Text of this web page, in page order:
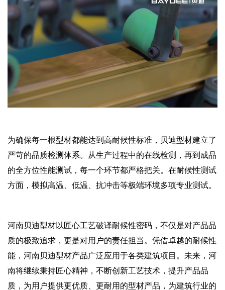
为确保每一根型材都能达到高耐候性标准，贝迪型材建立了
严苛的品质检测体系。从生产过程中的在线检测，再到成品
的全方位性能测试，每一个环节都严格把关。在耐候性测试
方面，模拟高温、低温、抗冲击等极端环境多项专业测试。
河南贝迪型材以匠心工艺破译耐候性密码，不仅是对产品品
质的极致追求，更是对用户的责任担当。凭借卓越的耐候性
能，河南贝迪型材产品广泛应用于各类建筑项目。未来，河
南将继续秉持匠心精神，不断创新工艺技术，提升产品品
质，为用户提供更优质、更耐用的型材产品，为建筑行业的